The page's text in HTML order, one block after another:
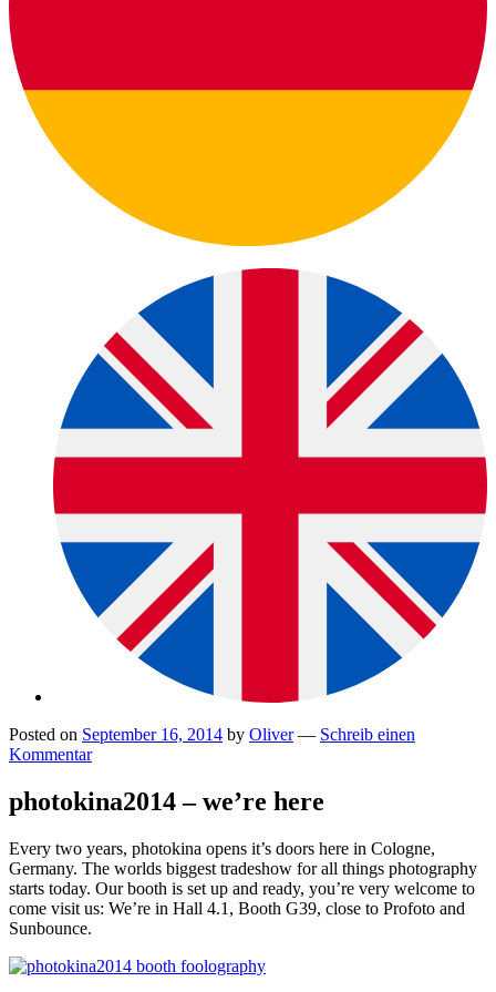
Posted on September 16, 2014 by Oliver — Schreib einen
Kommentar
photokina2014 – we’re here
Every two years, photokina opens it’s doors here in Cologne,
Germany. The worlds biggest tradeshow for all things photography
starts today. Our booth is set up and ready, you’re very welcome to
come visit us: We’re in Hall 4.1, Booth G39, close to Profoto and
Sunbounce.